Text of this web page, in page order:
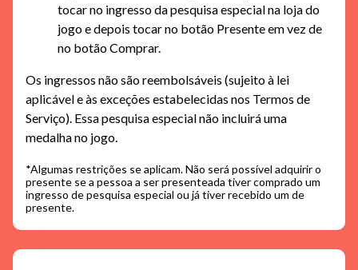
tocar no ingresso da pesquisa especial na loja do
jogo e depois tocar no botão Presente em vez de
no botão Comprar.
Os ingressos não são reembolsáveis (sujeito à lei
aplicável e às exceções estabelecidas nos Termos de
Serviço). Essa pesquisa especial não incluirá uma
medalha no jogo.
*Algumas restrições se aplicam. Não será possível adquirir o
presente se a pessoa a ser presenteada tiver comprado um
ingresso de pesquisa especial ou já tiver recebido um de
presente.